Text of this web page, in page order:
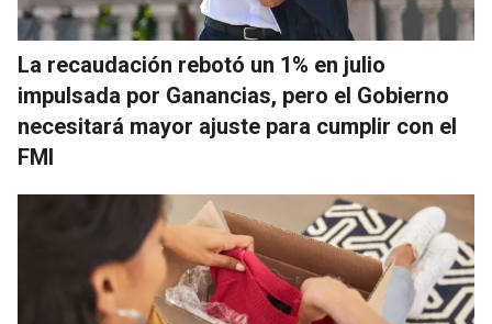
La recaudación rebotó un 1% en julio
impulsada por Ganancias, pero el Gobierno
necesitará mayor ajuste para cumplir con el
FMI